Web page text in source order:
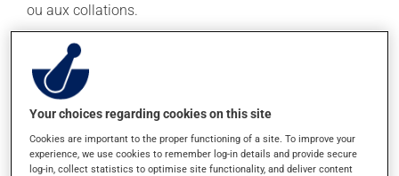
ou aux collations.
Évitez de prendre du pamplemousse ou du jus de
pamplemousse durant tout votre traitement. Le
pamplemousse peut sensiblement modifier l'effet de
votre médicament.
Effets indésirables
Your choices regarding cookies on this site
Cookies are important to the proper functioning of a site. To improve your
experience, we use cookies to remember log-in details and provide secure
log-in, collect statistics to optimise site functionality, and deliver content